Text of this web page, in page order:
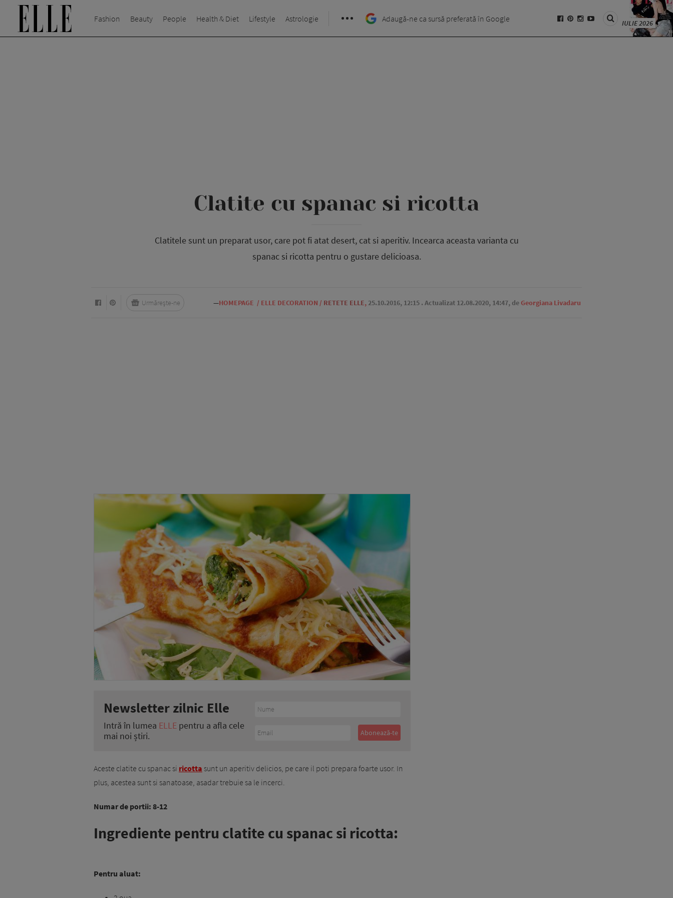
Fashion Beauty People Health & Diet Lifestyle Astrologie Adaugă-ne ca sursă preferată în Google IULIE 2026
Clatite cu spanac si ricotta
Clatitele sunt un preparat usor, care pot fi atat desert, cat si aperitiv. Incearca aceasta varianta cu
spanac si ricotta pentru o gustare delicioasa.
—HOMEPAGE / ELLE DECORATION / RETETE ELLE, 25.10.2016, 12:15 . Actualizat 12.08.2020, 14:47, deGeorgiana Livadaru
Urmărește-ne
Newsletter zilnic Elle
Intră în lumea ELLE pentru a afla cele
mai noi știri.
Aceste clatite cu spanac si ricotta sunt un aperitiv delicios, pe care il poti prepara foarte usor. In
plus, acestea sunt si sanatoase, asadar trebuie sa le incerci.
Numar de portii: 8-12
Ingrediente pentru clatite cu spanac si ricotta:
Pentru aluat: